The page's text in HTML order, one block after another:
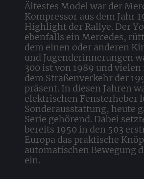
Ältestes Model war der
Kompressor aus dem Jahr
Highlight der Rallye. Der
ebenfalls ein Mercedes,
dem einen oder anderen
und Jugenderinnerungen
300 ist von 1989 und vielen
dem Straßenverkehr der
präsent. In diesen Jahren
elektrischen Fensterheber
Sonderausstattung, heute
Serie gehörend. Dabei
bereits 1950 in den 503
Europa das praktische
automatischen Bewegung
ein.